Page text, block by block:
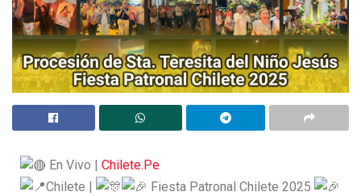
En Vivo | Chilete.Pe
Chilete |
Fiesta Patronal Chilete 2025